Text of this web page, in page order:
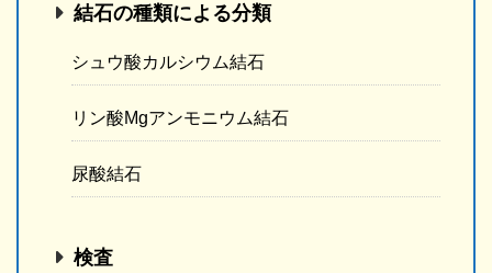
結石の種類による分類
シュウ酸カルシウム結石
リン酸Mgアンモニウム結石
尿酸結石
検査